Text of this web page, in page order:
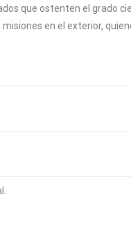
que ostenten el grado
en el exterior,